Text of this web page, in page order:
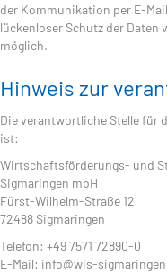
der Kommunikation per E-
lückenloser Schutz der
möglich.
Hinweis zur
Die verantwortliche Stelle für
ist:
Wirtschaftsförderungs- und
Sigmaringen mbH
Fürst-Wilhelm-Straße 12
72488 Sigmaringen
Telefon: +49 7571 72890-0
E-Mail: info@wis-